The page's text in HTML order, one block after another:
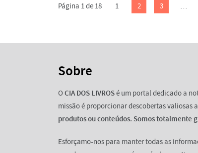
Página 1 de 18 1 2 3 …
Sobre
OCIA DOS LIVROSé um portal dedicado a
missão é proporcionar descobertas valiosas
produtos ou conteúdos. Somos totalmente
Esforçamo-nos para manter todas as